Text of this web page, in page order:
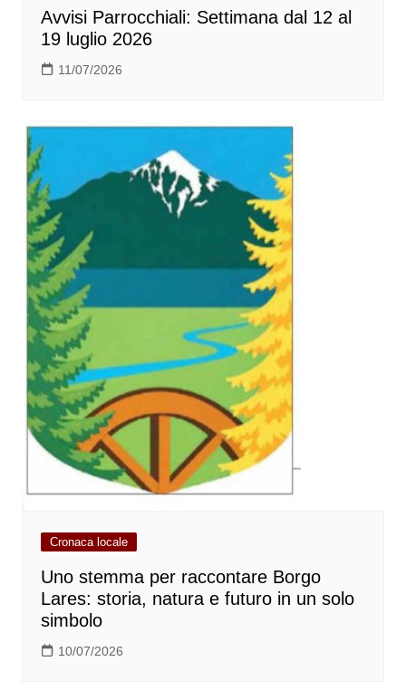
Avvisi Parrocchiali: Settimana dal 12 al
19 luglio 2026
11/07/2026
Cronaca locale
Uno stemma per raccontare Borgo
Lares: storia, natura e futuro in un solo
simbolo
10/07/2026